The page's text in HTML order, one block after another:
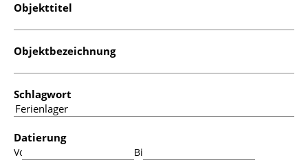
Objekttitel
Objektbezeichnung
Schlagwort
Datierung
Von: Bis: